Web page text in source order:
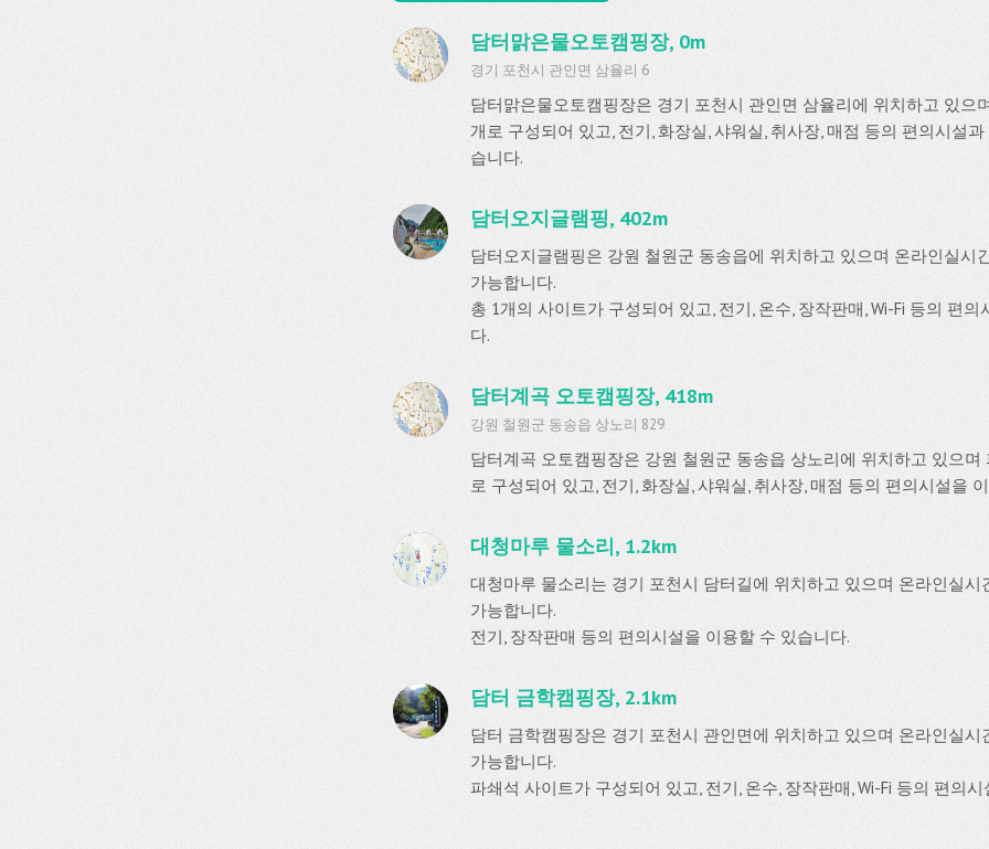
담터맑은물오토캠핑장, 0m
경기 포천시 관인면 삼율리 6
담터맑은물오토캠핑장은 경기 포천시 관인면 삼율리에 위치하고 있으
개로 구성되어 있고, 전기, 화장실, 샤워실, 취사장, 매점 등의 편의시설
습니다.
담터오지글램핑, 402m
담터오지글램핑은 강원 철원군 동송읍에 위치하고 있으며 온라인실시
가능합니다.
총 1개의 사이트가 구성되어 있고, 전기, 온수, 장작판매, Wi-Fi 등의 편
다.
담터계곡 오토캠핑장, 418m
강원 철원군 동송읍 상노리 829
담터계곡 오토캠핑장은 강원 철원군 동송읍 상노리에 위치하고 있으며
로 구성되어 있고, 전기, 화장실, 샤워실, 취사장, 매점 등의 편의시설을
대청마루 물소리, 1.2km
대청마루 물소리는 경기 포천시 담터길에 위치하고 있으며 온라인실시
가능합니다.
전기, 장작판매 등의 편의시설을 이용할 수 있습니다.
담터 금학캠핑장, 2.1km
담터 금학캠핑장은 경기 포천시 관인면에 위치하고 있으며 온라인실
가능합니다.
파쇄석 사이트가 구성되어 있고, 전기, 온수, 장작판매, Wi-Fi 등의 편의